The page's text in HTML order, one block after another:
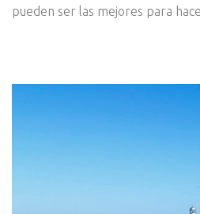
pueden ser las mejores para